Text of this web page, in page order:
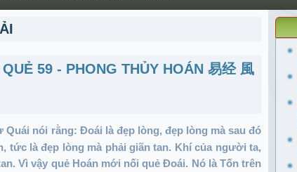
59 - PHONG THỦY HOÁN 易经 風
Quái nói rằng: Đoái là đẹp lòng, đẹp lòng mà sau đó
tức là đẹp lòng mà phải giãn tan. Khí của người ta,
Vì vậy quẻ Hoán mới nối quẻ Đoái. Nó là Tốn trên